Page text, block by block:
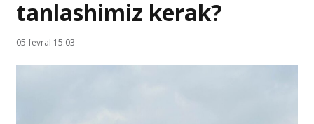
tanlashimiz kerak?
05-fevral 15:03